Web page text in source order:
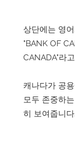
상단에는 영
"BANK OF
CANADA"라
캐나다가 공
모두 존중하
히 보여줍니다.